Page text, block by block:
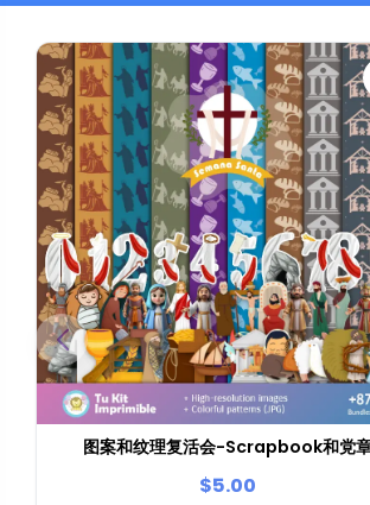
图案和纹理复活会-Scrapbook和党
$5.00